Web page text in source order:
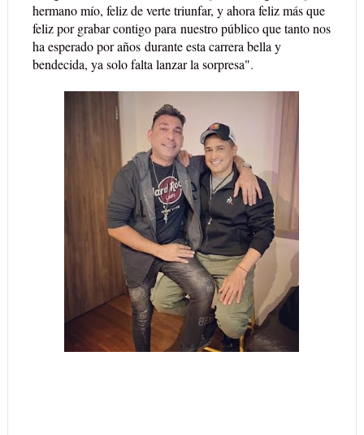
hermano mío, feliz de verte triunfar, y ahora feliz más que
feliz por grabar contigo para nuestro público que tanto nos
ha esperado por añosdurante esta carrera bella y
bendecida, ya solo falta lanzar la sorpresa".